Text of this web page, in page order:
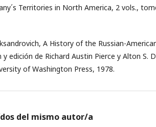
Territories in North America, 2 vols.,
A History of the Russian-
edición de Richard Austin Pierce y Alton S.
of Washington Press, 1978.
del mismo autor/a